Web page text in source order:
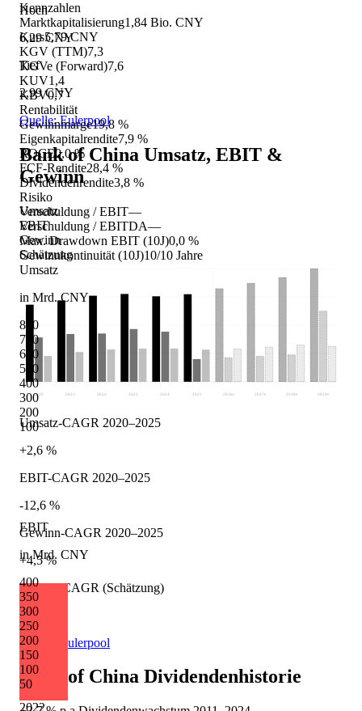
Kennzahlen
Marktkapitalisierung1,84 Bio. CNY
Kurs5,79 CNY
KGV (TTM)7,3
KGVe (Forward)7,6
KUV1,4
KBV0,7
Rentabilität
Gewinnmarge19,8 %
Eigenkapitalrendite7,9 %
ROCE0,0 %
FCF-Rendite28,4 %
Dividendenrendite3,8 %
Risiko
Verschuldung / EBIT—
Verschuldung / EBITDA—
Max. Drawdown EBIT (10J)0,0 %
Gewinnkontinuität (10J)10/10 Jahre
Umsatz
in Mrd. CNY
800
700
600
500
400
300
200
100
2022
EBIT
in Mrd. CNY
400
350
300
250
200
150
100
50
Hoch
6,29 CNY
Tief
2,99 CNY
Quelle: Eulerpool
Bank of China Umsatz, EBIT &
Gewinn
Umsatz
EBIT
Gewinn
Schätzung
2020 2021 2022 2023 2024 2025 2026 e 2027 e 2028 e 2029 e
Umsatz-CAGR 2020–2025
+2,6 %
EBIT-CAGR 2020–2025
-12,6 %
Gewinn-CAGR 2020–2025
+4,5 %
Umsatz-CAGR (Schätzung)
+6,6 %
Quelle: Eulerpool
Bank of China Dividendenhistorie